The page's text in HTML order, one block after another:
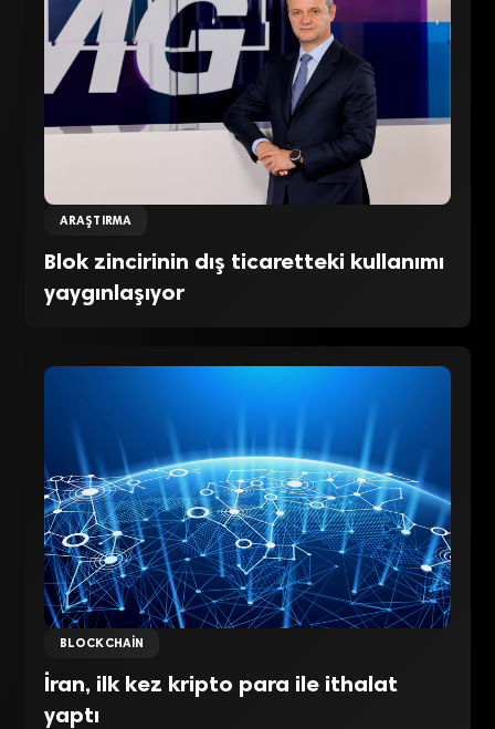
ARAŞTIRMA
Blok zincirinin dış ticaretteki kullanımı
yaygınlaşıyor
BLOCKCHAIN
İran, ilk kez kripto para ile ithalat
yaptı